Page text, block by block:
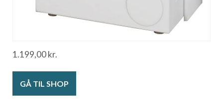
1.199,00kr.
GÅ TIL SHOP